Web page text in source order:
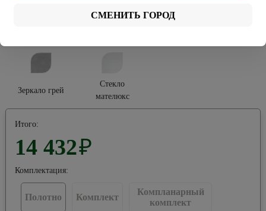
Зеркало грей
Стекло
мателюкс
Итого:
14 432₽
Комплектация:
Полотно Комплект
Компланарный
комплект
СМЕНИТЬ ГОРОД